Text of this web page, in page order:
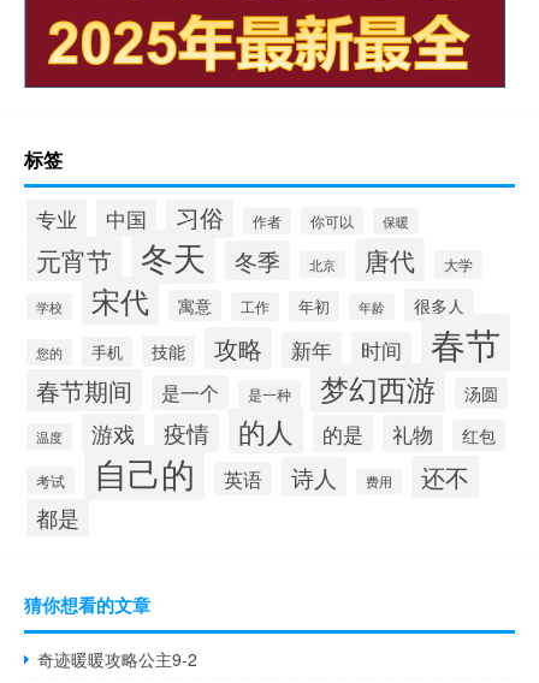
标签
专业 中国 习俗 作者 你可以 保暖
元宵节 冬天 冬季 北京 唐代 大学
学校 宋代 寓意 工作 年初 年龄 很多人
您的 手机 技能 攻略 新年 时间 春节
春节期间 是一个 是一种 梦幻西游 汤圆
温度 游戏 疫情 的人 的是 礼物 红包
考试 自己的 英语 诗人 费用 还不
都是
猜你想看的文章
奇迹暖暖攻略公主9-2